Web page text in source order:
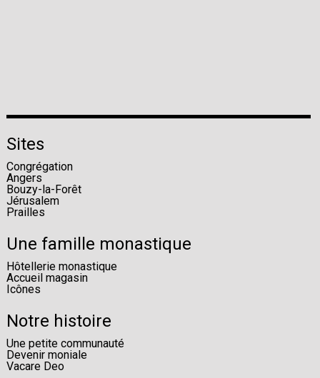
Sites
Congrégation
Angers
Bouzy-la-Forêt
Jérusalem
Prailles
Une famille monastique
Hôtellerie monastique
Accueil magasin
Icônes
Notre histoire
Une petite communauté
Devenir moniale
Vacare Deo